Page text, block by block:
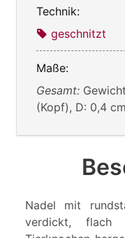
Technik:
geschnitzt
Maße:
Gesamt:
(Kopf), D: 0,4
Nadel mit
verdickt, flach